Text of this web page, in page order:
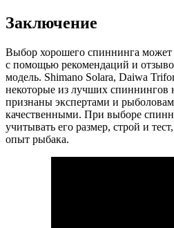
Заключение
Выбор хорошего спиннинга может
с помощью рекомендаций и
модель. Shimano Solara, Daiwa
некоторые из лучших спиннингов
признаны экспертами и
качественными. При выборе
учитывать его размер, строй и
опыт рыбака.